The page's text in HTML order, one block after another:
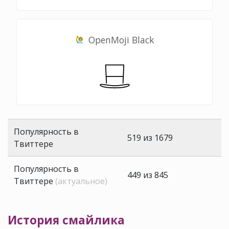
OpenMoji Black
Популярность в
Твиттере
519 из 1679
Популярность в
Твиттере (актуальное)
449 из 845
История смайлика